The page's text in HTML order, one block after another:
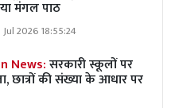
मंगल पाठ
2026 18:55:24
News:सरकारी स्कूलों पर
छात्रों की संख्या के आधार पर